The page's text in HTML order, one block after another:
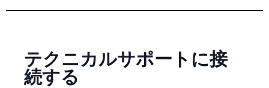
テクニカルサポートに接
続する